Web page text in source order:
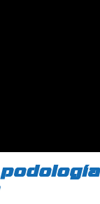
podología